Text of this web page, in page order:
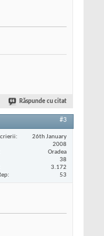
Răspunde cu citat
#3
26th January
2008
Oradea
38
3.172
53